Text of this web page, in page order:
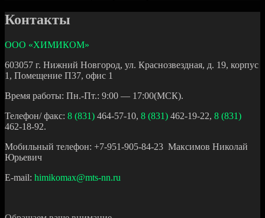
Контакты
ООО «ХИМИКОМ»
603057 г. Нижний Новгород, ул. Краснозвездная, д. 19, корпус
1, Помещение П37, офис 1
Время работы: Пн.-Пт.: 9:00 — 17:00(МСК).
Телефон/ факс: 8 (831) 464-57-10, 8 (831) 462-19-22, 8 (831)
462-18-92.
Мобильный телефон: +7-951-905-84-23 Максимов Николай
Юрьевич
E-mail: himikomax@mts-nn.ru